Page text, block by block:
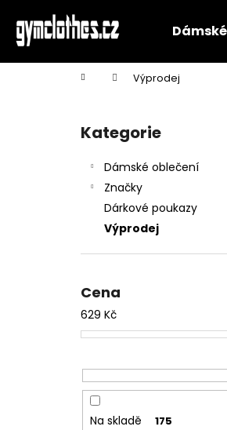
obsah
Domů Výprodej
Přeskočit
kategorie
Kategorie
Dámské oblečení
Značky
Dárkové poukazy
Výprodej
Cena
629 Kč
Na skladě 175
í
Zpět
do
Zpět
do